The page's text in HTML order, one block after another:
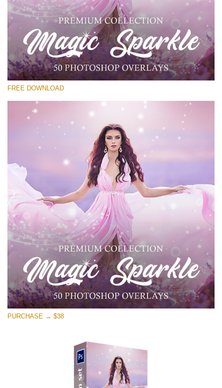
Por favor selecione
Free PNG Overlay #21
Small 800*533px
Magic Sparkle
(216 Overlays)
Light Sparkling
(740 Overlays)
Large 6000*4000px
Entire Collection
(1783 Overlays)
Large 6000*4000px
Download Grátis
FREE DOWNLOAD
PURCHASE → $38